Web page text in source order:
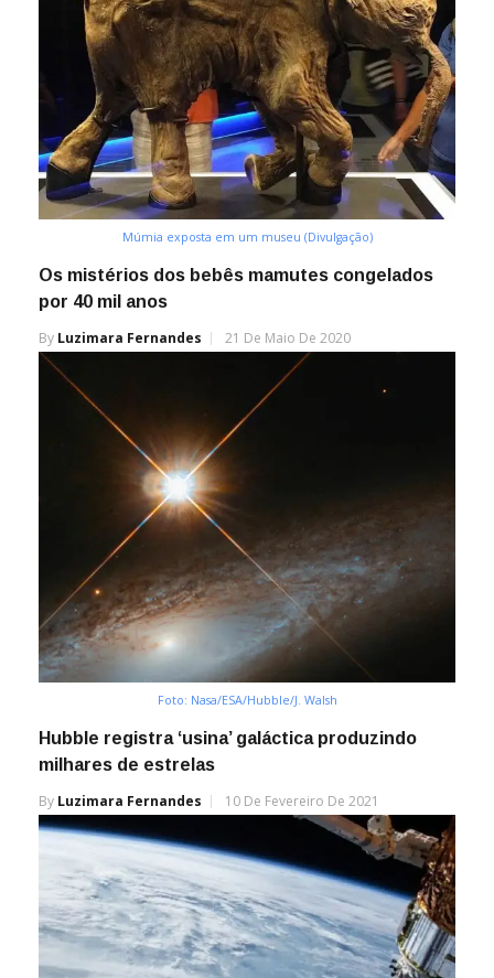
Múmia exposta em um museu (Divulgação)
Os mistérios dos bebês mamutes congelados
por 40 mil anos
By Luzimara Fernandes 21 De Maio De 2020
Foto: Nasa/ESA/Hubble/J. Walsh
Hubble registra ‘usina’ galáctica produzindo
milhares de estrelas
By Luzimara Fernandes 10 De Fevereiro De 2021